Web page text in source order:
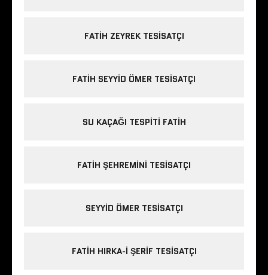
FATIH ZEYREK TESISATÇI
FATIH SEYYID ÖMER TESISATÇI
SU KAÇAĞI TESPITI FATIH
FATIH ŞEHREMINI TESISATÇI
SEYYID ÖMER TESISATÇI
FATIH HIRKA-I ŞERIF TESISATÇI